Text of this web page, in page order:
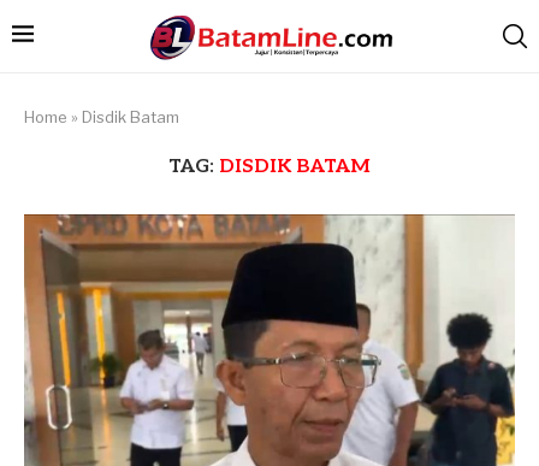
Home » Disdik Batam
TAG: DISDIK BATAM